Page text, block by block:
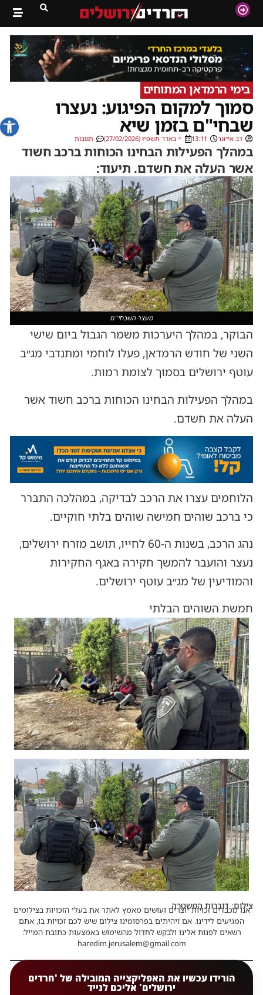
פתח
בימי הרמדאן המתוחים
סמוך למקום הפיגוע: נעצרו
שבחי"ם בזמן שיא
דב אייזנר 13:11 י׳ באדר תשפ״ו (27/02/2026) תגובות
במהלך הפעילות הבחינו הכוחות ברכב חשוד
אשר העלה את חשדם. תיעוד:
מעצר השבחי"ם
הבוקר, במהלך היערכות משמר הגבול ביום שישי
השני של חודש הרמדאן, פעלו לוחמי ומתנדבי מג״ב
עוטף ירושלים בסמוך לצומת רמות.
במהלך הפעילות הבחינו הכוחות ברכב חשוד אשר
העלה את חשדם.
הלוחמים עצרו את הרכב לבדיקה, במהלכה התברר
כי ברכב שוהים חמישה שוהים בלתי חוקיים.
נהג הרכב, בשנות ה-60 לחייו, תושב מזרח ירושלים,
נעצר והועבר להמשך חקירה באגף החקירות
והמודיעין של מג״ב עוטף ירושלים.
חמשת השוהים הבלתי
צילום: דוברות המשטרה
אנו מכבדים זכויות יוצרים ועושים מאמץ לאתר את בעלי הזכויות בצילומים
המגיעים לידינו. אם זיהיתים בפרסומינו צילום שיש לכם זכויות בו, אתם
רשאים לפנות אלינו ולבקש לחדול מהשימוש באמצעות כתובת המייל:
haredim.jerusalem@gmail.com
הורידו עכשיו את האפליקצייה המובילה של 'חרדים
ירושלים' אליכם לנייד